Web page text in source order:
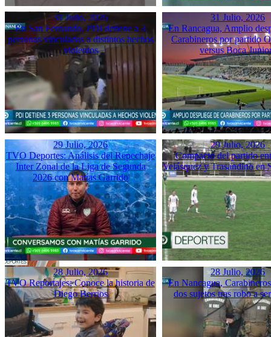
31 Julio, 2026
En San Fernando, PDI detiene a 3
personas vinculadas a distintos hechos
violentos
31 Julio, 2026
En Rancagua, Amplio
Carabineros por partido
versus Boca
29 Julio, 2026
TVO Deportes: Análisis del Repechaje
Inter Zonal de la Liga de Segunda
2026 con Matías Garrido
29 Julio, 2026
Compacto del partido
Velásquez y Trasandino en
28 Julio, 2026
TVO Reportajes: Conoce la historia de
Diego Berrios
28 Julio, 2026
En Nancagua,
dos sujetos tras robo a